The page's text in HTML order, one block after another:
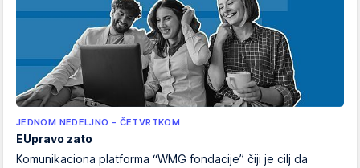
JEDNOM NEDELJNO - ČETVRTKOM
EUpravo zato
Komunikaciona platforma “WMG fondacije” čiji je cilj da